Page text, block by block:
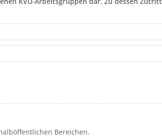
Bereichen.